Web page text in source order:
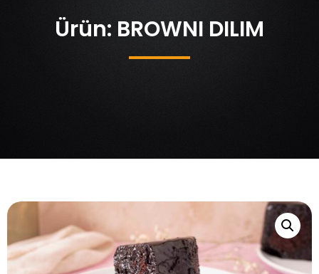
Ürün: BROWNI DILIM